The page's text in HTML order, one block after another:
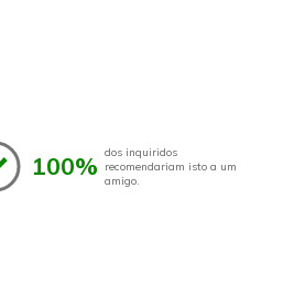
100% dos inquiridos
recomendariam isto a um
amigo.